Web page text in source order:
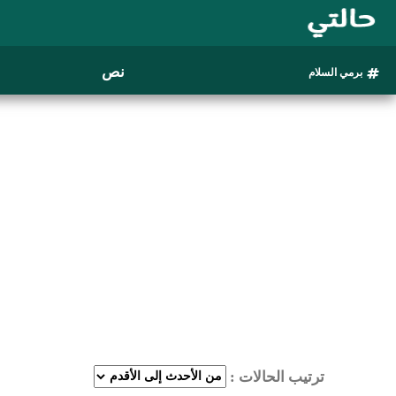
برمي السلام نص
ترتيب الحالات :